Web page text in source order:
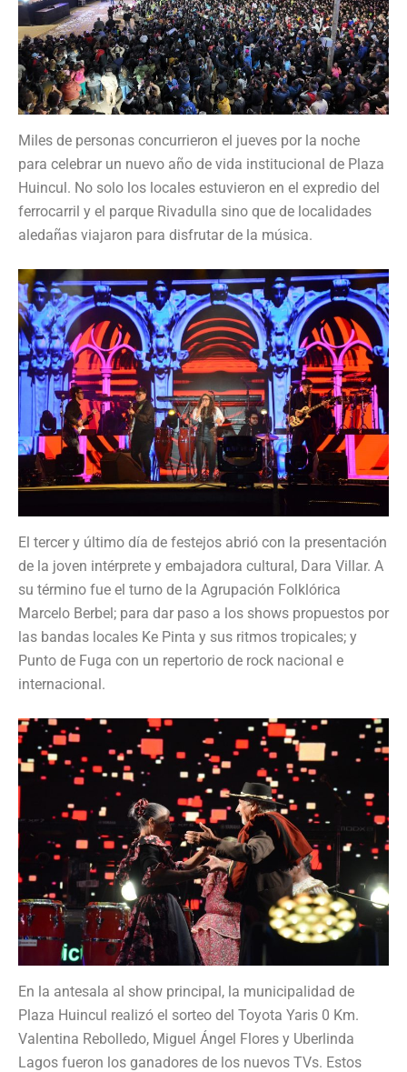
Miles de personas concurrieron el jueves por la noche
para celebrar un nuevo año de vida institucional de Plaza
Huincul. No solo los locales estuvieron en el expredio del
ferrocarril y el parque Rivadulla sino que de localidades
aledañas viajaron para disfrutar de la música.
El tercer y último día de festejos abrió con la presentación
de la joven intérprete y embajadora cultural, Dara Villar. A
su término fue el turno de la Agrupación Folklórica
Marcelo Berbel; para dar paso a los shows propuestos por
las bandas locales Ke Pinta y sus ritmos tropicales; y
Punto de Fuga con un repertorio de rock nacional e
internacional.
En la antesala al show principal, la municipalidad de
Plaza Huincul realizó el sorteo del Toyota Yaris 0 Km.
Valentina Rebolledo, Miguel Ángel Flores y Uberlinda
Lagos fueron los ganadores de los nuevos TVs. Estos